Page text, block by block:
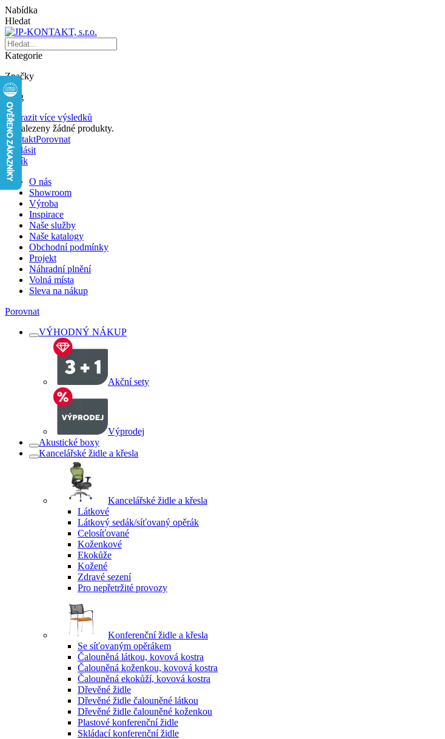
Nabídka
Hledat
Kategorie
Značky
Blog
Zobrazit více výsledků
Nenalezeny žádné produkty.
KontaktPorovnat
Přihlásit
Košík
O nás
Showroom
Výroba
Inspirace
Naše služby
Naše katalogy
Obchodní podmínky
Projekt
Náhradní plnění
Volná místa
Sleva na nákup
Porovnat
VÝHODNÝ NÁKUP
Akční sety
Výprodej
Akustické boxy
Kancelářské židle a křesla
Kancelářské židle a křesla
Látkové
Látkový sedák/síťovaný opěrák
Celosíťované
Koženkové
Ekokůže
Kožené
Zdravé sezení
Pro nepřetržité provozy
Konferenční židle a křesla
Se síťovaným opěrákem
Čalouněná látkou, kovová kostra
Čalouněná koženkou, kovová kostra
Čalouněná ekokůží, kovová kostra
Dřevěné židle
Dřevěné židle čalouněné látkou
Dřevěné židle čalouněné koženkou
Plastové konferenční židle
Skládací konferenční židle